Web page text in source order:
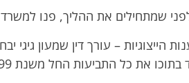
שמתחילים את ההליך, פנו למשרד
הייצוגיות – עורך דין שמעון גיגי
את כל התביעות החל משנת 1999.